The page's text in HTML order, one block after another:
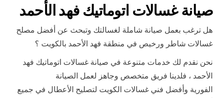
صيانة غسالات اتوماتيك فهد الأحمد
هل ترغب بعمل صيانة شاملة لغسالتك وتبحث عن أفضل مصلح
غسالات شاطر ورخيص في منطقة فهد الأحمد بالكويت ؟
نحن نقدم لك خدمات متنوعة في صيانة غسالات اتوماتيك فهد
الأحمد ، فلدينا فريق متخصص وجاهز لعمل الصيانة
الفورية وأفضل فني غسالات الكويت لتصليح الأعطال في جميع